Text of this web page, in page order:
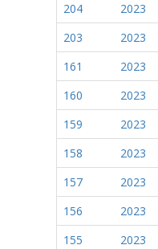
204
2023
203
2023
161
2023
160
2023
159
2023
158
2023
157
2023
156
2023
155
2023